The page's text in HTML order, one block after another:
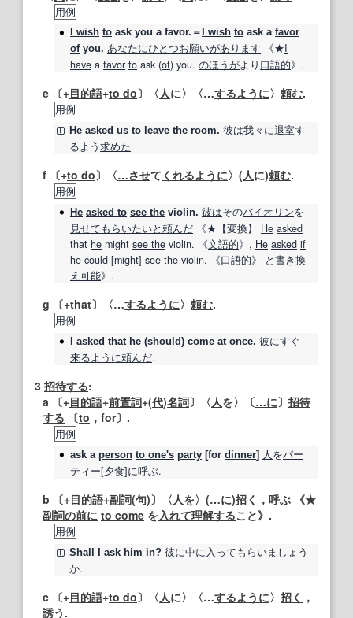
用例
I wish to ask you a favor.＝ I wish to ask a favor
ofyou. あなたにひとつお願いがあります 《★I
have a favor to ask (of) you. のほうがより 口語的》.
e 〔+目的語+to do〕〈人に〉〈…するように〉 頼む.
用例
He asked us to leave the room. 彼は我々 に退室す
るよう求めた.
f 〔+to do〕〈…させて くれるように〉(人に)頼む.
用例
He asked to see the violin. 彼はそのバイオリンを
見せてもらいたいと頼んだ 《★ 【変換】 He asked
that he might see the violin. 《文語的》, He asked if
he could [might] see the violin. 《口語的》 と書き換
え 可能》.
g 〔+that〕〈…するように〉 頼む.
用例
asked that he (should) come atonce. 彼にすぐ
来るように頼んだ.
3 招待する:
a 〔+目的語+前置詞+(代)名詞〕〈人を〉〔…に〕 招待
する 〔to ，for〕.
用例
ask a person to one's party [for dinner] 人をパー
ティー[夕食]に呼ぶ.
b 〔+目的語+副詞(句)〕〈人を〉(…に)招く ， 呼ぶ 《★
副詞の前に to come を入れて理解すること》.
用例
Shall I ask him in? 彼に中に入ってもらいましょう
か.
c 〔+目的語+to do〕〈人に〉〈…するように〉 招く ，
誘う .